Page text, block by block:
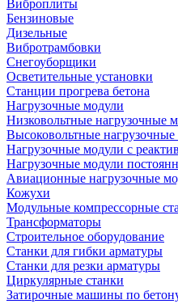
Виброплиты
Бензиновые
Дизельные
Вибротрамбовки
Снегоуборщики
Осветительные установки
Станции прогрева бетона
Нагрузочные модули
Низковольтные нагрузочные
Высоковольтные
Нагрузочные модули с
Нагрузочные модули
Авиационные нагрузочные
Кожухи
Модульные компрессорные
Трансформаторы
Строительное оборудование
Станки для гибки арматуры
Станки для резки арматуры
Циркулярные станки
Затирочные машины по